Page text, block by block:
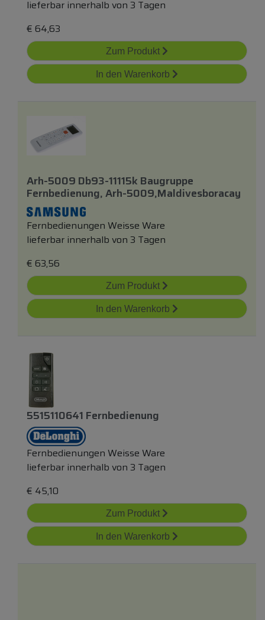
lieferbar innerhalb von 3 Tagen
€ 64,63
Zum Produkt
In den Warenkorb
Arh-5009 Db93-11115k Baugruppe
Fernbedienung, Arh-5009,maldivesboracay
Fernbedienungen Weisse Ware
lieferbar innerhalb von 3 Tagen
€ 63,56
Zum Produkt
In den Warenkorb
5515110641 Fernbedienung
Fernbedienungen Weisse Ware
lieferbar innerhalb von 3 Tagen
€ 45,10
Zum Produkt
In den Warenkorb